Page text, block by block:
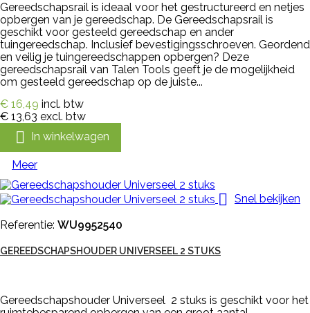
Gereedschapsrail is ideaal voor het gestructureerd en netjes
opbergen van je gereedschap. De Gereedschapsrail is
geschikt voor gesteeld gereedschap en ander
tuingereedschap. Inclusief bevestigingsschroeven. Geordend
en veilig je tuingereedschappen opbergen? Deze
gereedschapsrail van Talen Tools geeft je de mogelijkheid
om gesteeld gereedschap op de juiste...
€ 16,49 incl. btw
€ 13,63 excl. btw
 In winkelwagen
Meer
 Snel bekijken
Referentie: WU9952540
GEREEDSCHAPSHOUDER UNIVERSEEL 2 STUKS
Gereedschapshouder Universeel 2 stuks is geschikt voor het